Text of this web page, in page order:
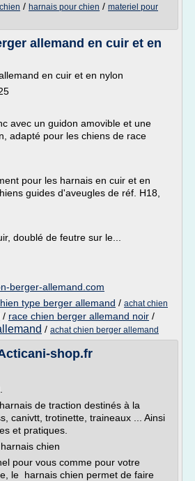
/ harnais pour chien / materiel pour
allemand en cuir et en
en cuir et en nylon
avec un guidon amovible et une
adapté pour les chiens de race
pour les harnais en cuir et en
guides d'aveugles de réf. H18,
doublé de feutre sur le...
berger-allemand.com
type berger allemand / achat chien
/ race chien berger allemand noir /
/ achat chien berger allemand
shop.fr
de traction destinés à la
canivtt, trotinette, traineaux ... Ainsi
et pratiques.
chien
pour vous comme pour votre
le harnais chien permet de faire